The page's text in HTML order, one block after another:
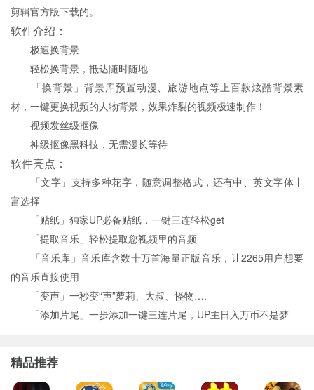
剪辑官方版下载的。
软件介绍：
极速换背景
轻松换背景，抵达随时随地
「换背景」背景库预置动漫、旅游地点等上百款炫酷背景素
材，一键更换视频的人物背景，效果炸裂的视频极速制作！
视频发丝级抠像
神级抠像黑科技，无需漫长等待
软件亮点：
「文字」支持多种花字，随意调整格式，还有中、英文字体丰
富选择
「贴纸」独家UP必备贴纸，一键三连轻松get
「提取音乐」轻松提取您视频里的音频
「音乐库」音乐库含数十万首海量正版音乐，让2265用户想要
的音乐直接使用
「变声」一秒变“声”萝莉、大叔、怪物….
「添加片尾」一步添加一键三连片尾，UP主日入万币不是梦
精品推荐